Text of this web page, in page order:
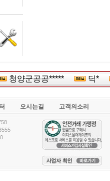
양군공공***** 딕*
오시는길 고객의소리